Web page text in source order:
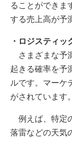
ることができま
する売上高が予
・ロジスティッ
さまざまな予
起きる確率を予
ルです。マーケ
がされています。
例えば、特定
落雷などの天気